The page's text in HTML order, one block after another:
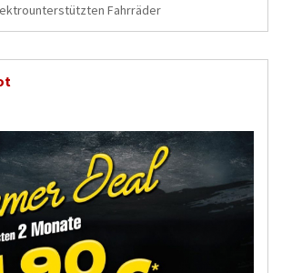
Fahrräder